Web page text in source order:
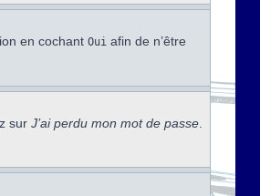
en cochant Oui afin de n’être
sur J’ai perdu mon mot de passe